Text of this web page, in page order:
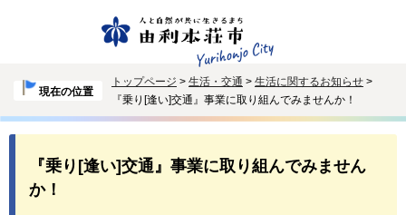
現在の位置
トップページ > 生活・交通 > 生活に関するお知らせ >
『乗り[逢い]交通』事業に取り組んでみませんか！
『乗り[逢い]交通』事業に取り組んでみません
か！